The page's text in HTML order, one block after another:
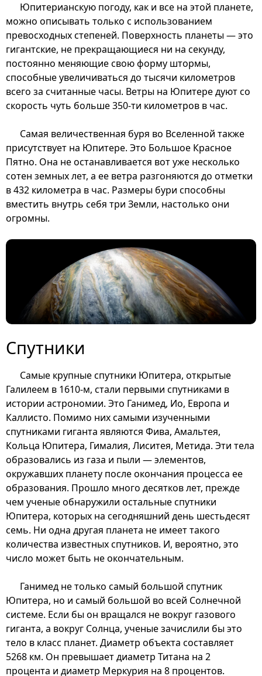
Юпитерианскую погоду, как и все на этой планете,
можно описывать только с использованием
превосходных степеней. Поверхность планеты — это
гигантские, не прекращающиеся ни на секунду,
постоянно меняющие свою форму штормы,
способные увеличиваться до тысячи километров
всего за считанные часы. Ветры на Юпитере дуют со
скорость чуть больше 350-ти километров в час.
Самая величественная буря во Вселенной также
присутствует на Юпитере. Это Большое Красное
Пятно. Она не останавливается вот уже несколько
сотен земных лет, а ее ветра разгоняются до отметки
в 432 километра в час. Размеры бури способны
вместить внутрь себя три Земли, настолько они
огромны.
Спутники
Самые крупные спутники Юпитера, открытые
Галилеем в 1610-м, стали первыми спутниками в
истории астрономии. Это Ганимед, Ио, Европа и
Каллисто. Помимо них самыми изученными
спутниками гиганта являются Фива, Амальтея,
Кольца Юпитера, Гималия, Лиситея, Метида. Эти тела
образовались из газа и пыли — элементов,
окружавших планету после окончания процесса ее
образования. Прошло много десятков лет, прежде
чем ученые обнаружили остальные спутники
Юпитера, которых на сегодняшний день шестьдесят
семь. Ни одна другая планета не имеет такого
количества известных спутников. И, вероятно, это
число может быть не окончательным.
Ганимед не только самый большой спутник
Юпитера, но и самый большой во всей Солнечной
системе. Если бы он вращался не вокруг газового
гиганта, а вокруг Солнца, ученые зачислили бы это
тело в класс планет. Диаметр объекта составляет
5268 км. Он превышает диаметр Титана на 2
процента и диаметр Меркурия на 8 процентов.